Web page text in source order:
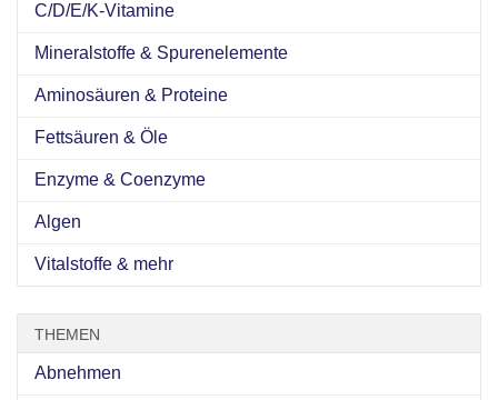
C/D/E/K-Vitamine
Mineralstoffe & Spurenelemente
Aminosäuren & Proteine
Fettsäuren & Öle
Enzyme & Coenzyme
Algen
Vitalstoffe & mehr
THEMEN
Abnehmen